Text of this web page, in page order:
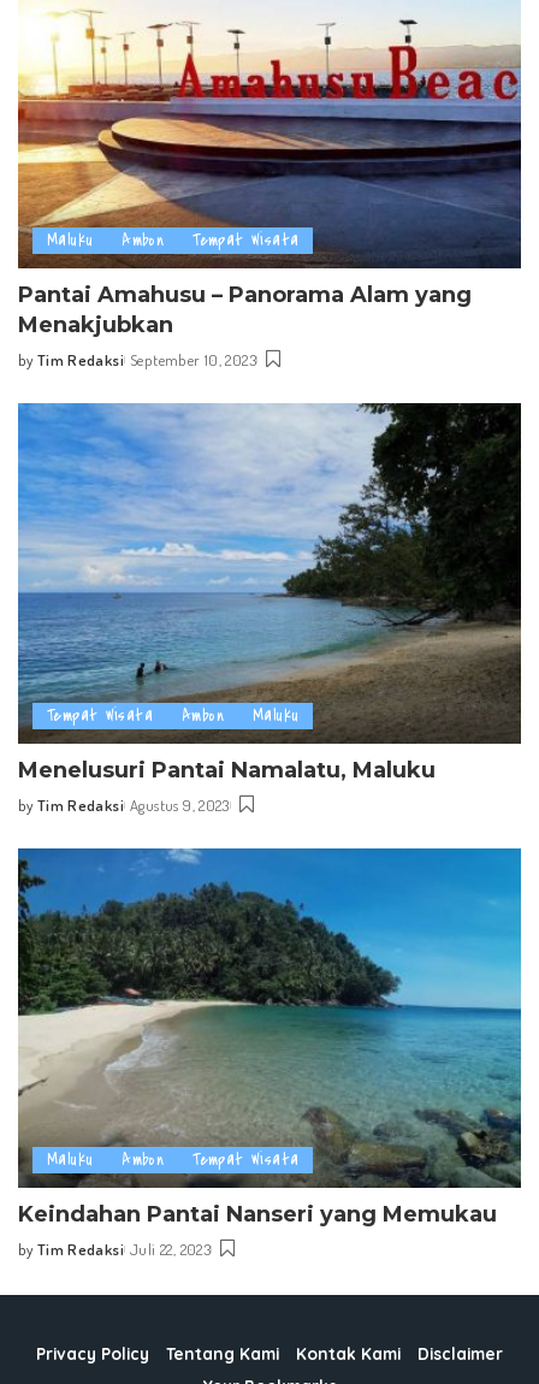
Maluku Ambon Tempat Wisata
Pantai Amahusu – Panorama Alam yang
Menakjubkan
Posted
by Tim Redaksi September 10, 2023
Tempat Wisata Ambon Maluku
Menelusuri Pantai Namalatu, Maluku
Posted
by Tim Redaksi Agustus 9, 2023
Maluku Ambon Tempat Wisata
Keindahan Pantai Nanseri yang Memukau
Posted
by Tim Redaksi Juli 22, 2023
Privacy Policy Tentang Kami Kontak Kami
Disclaimer